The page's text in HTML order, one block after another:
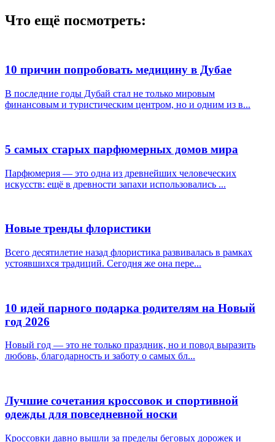
Что ещё посмотреть:
10 причин попробовать медицину в Дубае
В последние годы Дубай стал не только мировым
финансовым и туристическим центром, но и одним из в...
5 самых старых парфюмерных домов мира
Парфюмерия — это одна из древнейших человеческих
искусств: ещё в древности запахи использовались ...
Новые тренды флористики
Всего десятилетие назад флористика развивалась в рамках
устоявшихся традиций. Сегодня же она пере...
10 идей парного подарка родителям на Новый
год 2026
Новый год — это не только праздник, но и повод выразить
любовь, благодарность и заботу о самых бл...
Лучшие сочетания кроссовок и спортивной
одежды для повседневной носки
Кроссовки давно вышли за пределы беговых дорожек и